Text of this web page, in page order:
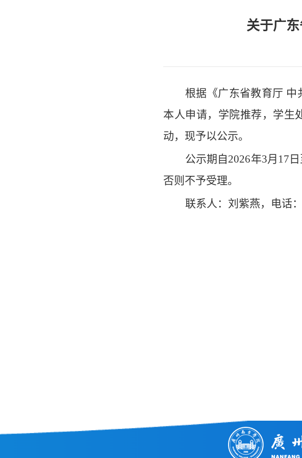
关于广
根据《广东省教育厅 中
本人申请， 学院推荐，学生
动，现予以公示。
公示期自2026年3月 17
否则不予受理。
联系人： 刘紫燕，电话：